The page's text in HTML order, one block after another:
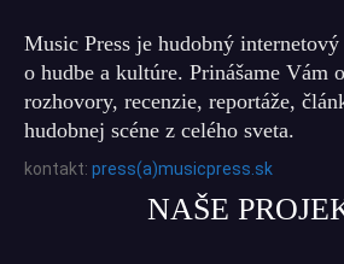
Music Press je hudobný
o hudbe a kultúre. Prinášame Vám
rozhovory, recenzie, reportáže,
hudobnej scéne z celého sveta.
kontakt: press(a)musicpress.sk
NAŠE